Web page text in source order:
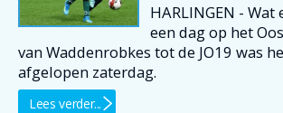
HARLINGEN - Wat
een dag op het
van Waddenrobkes tot de JO19 was
afgelopen zaterdag.
Lees verder...